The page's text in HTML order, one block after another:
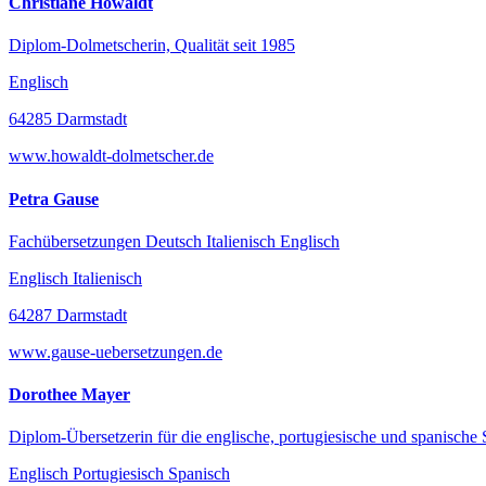
Diplom-Dolmetscherin, Qualität seit 1985
Englisch
64285 Darmstadt
www.howaldt-dolmetscher.de
Petra Gause
Fachübersetzungen Deutsch Italienisch Englisch
Englisch Italienisch
64287 Darmstadt
www.gause-uebersetzungen.de
Dorothee Mayer
Diplom-Übersetzerin für die englische, portugiesische und spanische
Englisch Portugiesisch Spanisch